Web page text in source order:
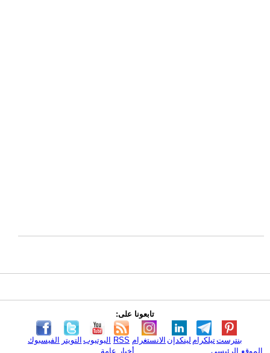
تابعونا على:
الفيسبوك التويتر اليوتيوب RSS الانستغرام لينكدإن تيلكرامبنترست
الموقع الرئيسي
أخبار عامة